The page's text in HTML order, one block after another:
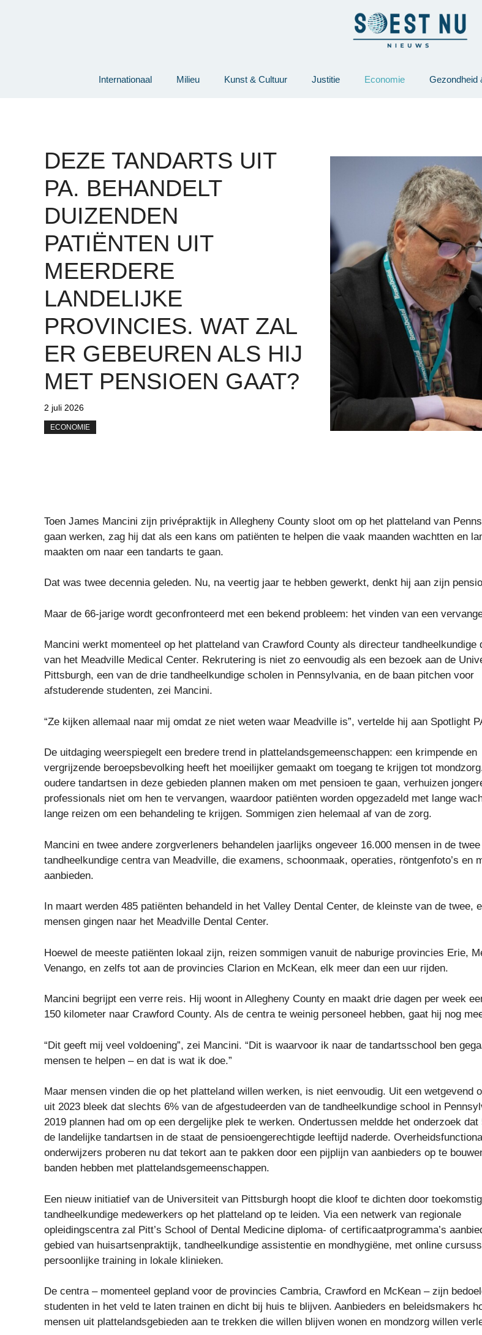
Internationaal Milieu Kunst & Cultuur Justitie Economie Gezondheid
DEZE TANDARTS UIT
PA. BEHANDELT
DUIZENDEN
PATIËNTEN UIT
MEERDERE
LANDELIJKE
PROVINCIES. WAT ZAL
ER GEBEUREN ALS HIJ
MET PENSIOEN GAAT?
2 juli 2026
ECONOMIE
Toen James Mancini zijn privépraktijk in Allegheny County sloot om op het platteland van
gaan werken, zag hij dat als een kans om patiënten te helpen die vaak maanden wachtten en
maakten om naar een tandarts te gaan.
Dat was twee decennia geleden. Nu, na veertig jaar te hebben gewerkt, denkt hij aan zijn
Maar de 66-jarige wordt geconfronteerd met een bekend probleem: het vinden van een
Mancini werkt momenteel op het platteland van Crawford County als directeur tandheelkundige
van het Meadville Medical Center. Rekrutering is niet zo eenvoudig als een bezoek aan de
Pittsburgh, een van de drie tandheelkundige scholen in Pennsylvania, en de baan pitchen voor
afstuderende studenten, zei Mancini.
“Ze kijken allemaal naar mij omdat ze niet weten waar Meadville is”, vertelde hij aan Spotlight
De uitdaging weerspiegelt een bredere trend in plattelandsgemeenschappen: een krimpende en
vergrijzende beroepsbevolking heeft het moeilijker gemaakt om toegang te krijgen tot
oudere tandartsen in deze gebieden plannen maken om met pensioen te gaan, verhuizen
professionals niet om hen te vervangen, waardoor patiënten worden opgezadeld met lange
lange reizen om een ​​behandeling te krijgen. Sommigen zien helemaal af van de zorg.
Mancini en twee andere zorgverleners behandelen jaarlijks ongeveer 16.000 mensen in de twee
tandheelkundige centra van Meadville, die examens, schoonmaak, operaties, röntgenfoto’s en
aanbieden.
In maart werden 485 patiënten behandeld in het Valley Dental Center, de kleinste van de twee,
mensen gingen naar het Meadville Dental Center.
Hoewel de meeste patiënten lokaal zijn, reizen sommigen vanuit de naburige provincies Erie,
Venango, en zelfs tot aan de provincies Clarion en McKean, elk meer dan een uur rijden.
Mancini begrijpt een verre reis. Hij woont in Allegheny County en maakt drie dagen per week
150 kilometer naar Crawford County. Als de centra te weinig personeel hebben, gaat hij nog
“Dit geeft mij veel voldoening”, zei Mancini. “Dit is waarvoor ik naar de tandartsschool ben
mensen te helpen – en dat is wat ik doe.”
Maar mensen vinden die op het platteland willen werken, is niet eenvoudig. Uit een wetgevend
uit 2023 bleek dat slechts 6% van de afgestudeerden van de tandheelkundige school in
2019 plannen had om op een dergelijke plek te werken. Ondertussen meldde het onderzoek dat
de landelijke tandartsen in de staat de pensioengerechtigde leeftijd naderde.
onderwijzers proberen nu dat tekort aan te pakken door een pijplijn van aanbieders op te
banden hebben met plattelandsgemeenschappen.
Een nieuw initiatief van de Universiteit van Pittsburgh hoopt die kloof te dichten door
tandheelkundige medewerkers op het platteland op te leiden. Via een netwerk van regionale
opleidingscentra zal Pitt’s School of Dental Medicine diploma- of certificaatprogramma’s
gebied van huisartsenpraktijk, tandheelkundige assistentie en mondhygiëne, met online
persoonlijke training in lokale klinieken.
De centra – momenteel gepland voor de provincies Cambria, Crawford en McKean – zijn
studenten in het veld te laten trainen en dicht bij huis te blijven. Aanbieders en beleidsmakers
mensen uit plattelandsgebieden aan te trekken die willen blijven wonen en mondzorg willen